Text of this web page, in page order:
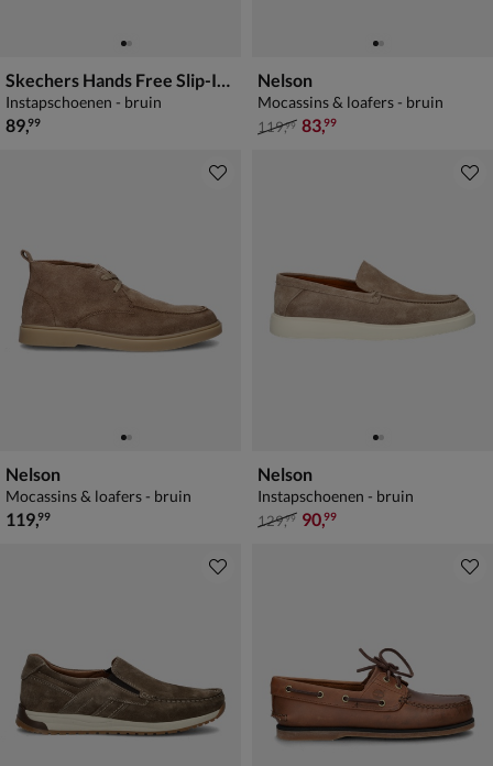
Skechers Hands Free Slip-Ins Hasting
Instapschoenen - bruin
€ 89,99
89,99
Nelson
Mocassins & loafers - bruin
van € 119,99 voor € 83,99
119,99 83,99
Nelson
Mocassins & loafers - bruin
€ 119,99
119,99
Nelson
Instapschoenen - bruin
van € 129,99 voor € 90,99
129,99 90,99